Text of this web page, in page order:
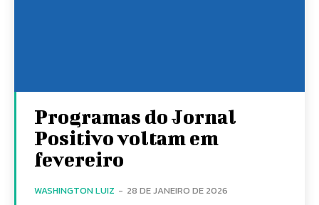
Programas do Jornal
Positivo voltam em
fevereiro
WASHINGTON LUIZ - 28 DE JANEIRO DE 2026